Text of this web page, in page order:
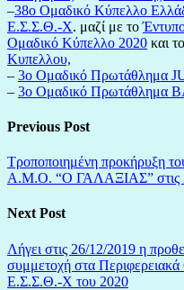
–38ο Ομαδικό Κύπελλο
Ε.Σ.Σ.Θ.-Χ. μαζί με το
Ομαδικό Κύπελλο 2020 και
Κυπελλου,
– 3ο Ομαδικό Πρωτάθλημα
– 3ο Ομαδικό Πρωτάθλημα
Previous Post
Τροποποιημένη προκήρυξη
Α.Μ.Ο. “Ο ΓΑΛΑΞΙΑΣ” στις
Next Post
Λήγει στις 26/12/2019 η
συμμετοχή στα
Ε.Σ.Σ.Θ.-Χ του 2020